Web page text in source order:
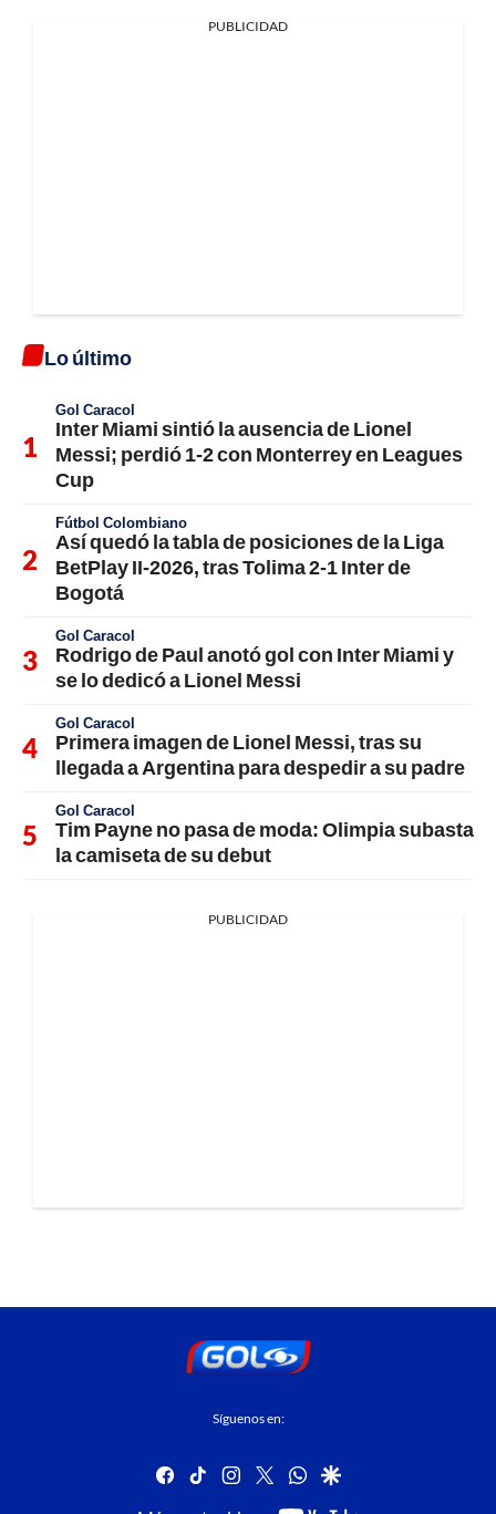
PUBLICIDAD
Lo último
Gol Caracol
Inter Miami sintió la ausencia de Lionel
Messi; perdió 1-2 con Monterrey en Leagues
Cup
Fútbol Colombiano
Así quedó la tabla de posiciones de la Liga
BetPlay II-2026, tras Tolima 2-1 Inter de
Bogotá
Gol Caracol
Rodrigo de Paul anotó gol con Inter Miami y
se lo dedicó a Lionel Messi
Gol Caracol
Primera imagen de Lionel Messi, tras su
llegada a Argentina para despedir a su padre
Gol Caracol
Tim Payne no pasa de moda: Olimpia subasta
la camiseta de su debut
PUBLICIDAD
Síguenos en:
facebook
tiktok instagram
twitterwhatsapp
google